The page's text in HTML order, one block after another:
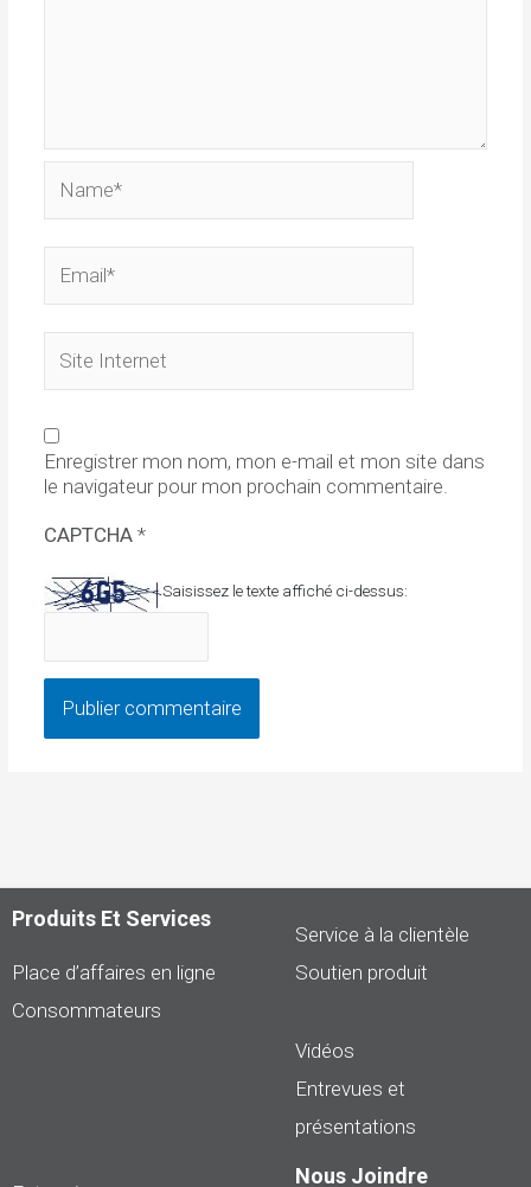
Internet
Enregistrer mon nom, mon e-mail et mon site dans
le navigateur pour mon prochain commentaire.
CAPTCHA *
Saisissez le texte affiché ci-dessus:
Produits Et Services
Place d’affaires en ligne
Consommateurs
Service à la clientèle
Soutien produit
Vidéos
Entrevues et
présentations
Nous Joindre